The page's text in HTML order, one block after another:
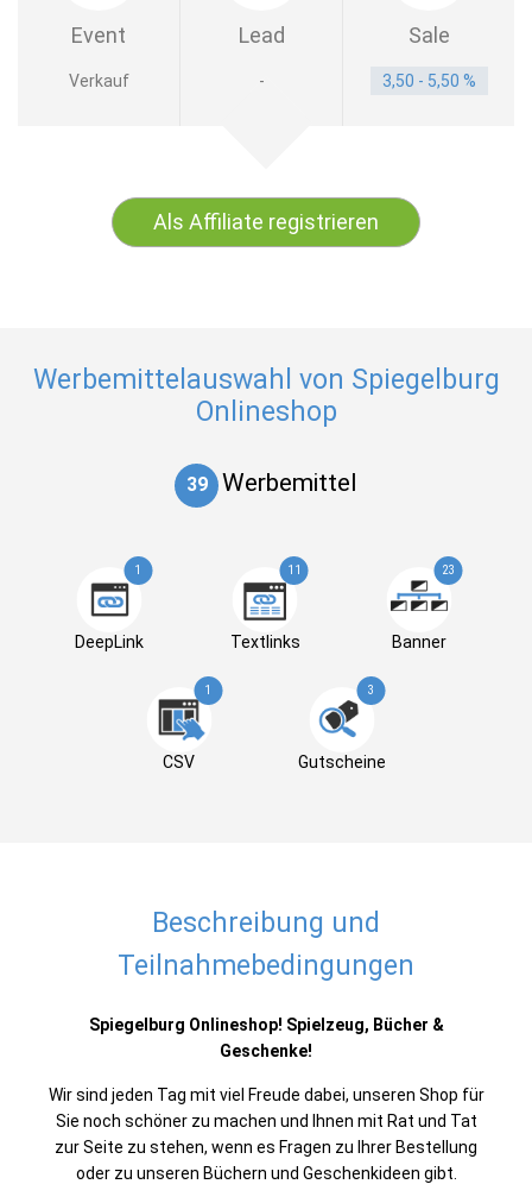
Event Lead Sale
Verkauf - 3,50 - 5,50 %
Als Affiliate registrieren
Werbemittelauswahl von Spiegelburg
Onlineshop
39 Werbemittel
1
DeepLink
11
Textlinks
23
Banner
1
CSV
3
Gutscheine
Beschreibung und
Teilnahmebedingungen
Spiegelburg Onlineshop! Spielzeug, Bücher &
Geschenke!
Wir sind jeden Tag mit viel Freude dabei, unseren Shop für
Sie noch schöner zu machen und Ihnen mit Rat und Tat
zur Seite zu stehen, wenn es Fragen zu Ihrer Bestellung
oder zu unseren Büchern und Geschenkideen gibt.